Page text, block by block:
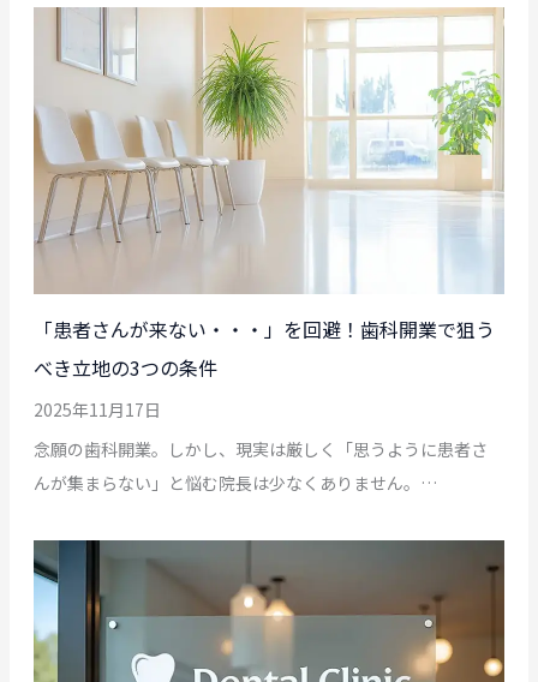
「患者さんが来ない・・・」を回避！歯科開業で狙う
べき立地の3つの条件
2025年11月17日
念願の歯科開業。しかし、現実は厳しく「思うように患者さ
んが集まらない」と悩む院長は少なくありません。…